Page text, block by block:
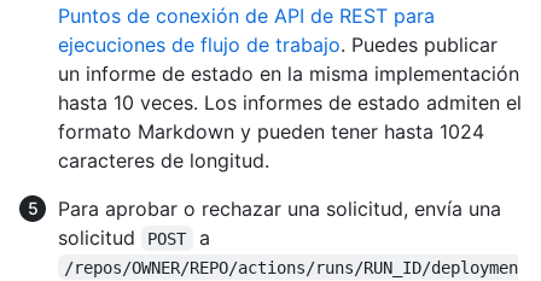
Puntos de conexión de API de REST para
ejecuciones de flujo de trabajo. Puedes publicar
un informe de estado en la misma implementación
hasta 10 veces. Los informes de estado admiten el
formato Markdown y pueden tener hasta 1024
caracteres de longitud.
Para aprobar o rechazar una solicitud, envía una
solicitud
POST a
/repos/OWNER/REPO/actions/runs/RUN_ID/deploymen